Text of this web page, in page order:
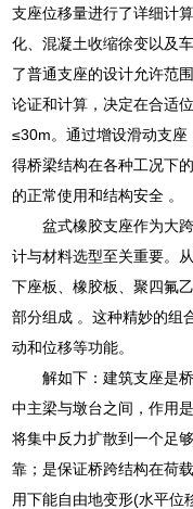
支座位移量进行了详细计
化、混凝土收缩徐变以及
了普通支座的设计允许范
论证和计算，决定在合适
≤30m。通过增设滑动支
得桥梁结构在各种工况下
的正常使用和结构安全 。
盆式橡胶支座作为大
计与材料选型至关重要。
下座板、橡胶板、聚四氟
部分组成 。这种精妙的组
动和位移等功能。
解如下：建筑支座是
中主梁与墩台之间，作用
将集中反力扩散到一个足
靠；是保证桥跨结构在荷
用下能自由地变形(水平位